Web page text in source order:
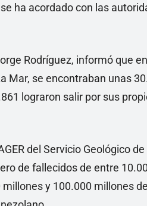
ha acordado con las
Rodríguez, informó que
Mar, se encontraban unas
lograron salir por sus
del Servicio Geológico
de fallecidos de entre
y 100.000 millones